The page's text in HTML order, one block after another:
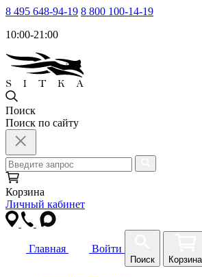
8 495 648-94-19 8 800 100-14-19
10:00-21:00
Поиск
Поиск по сайту
Корзина
Личный кабинет
Главная Войти
Поиск Корзина